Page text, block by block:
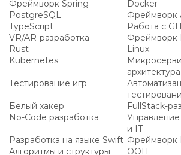
Фреймворк Spring
Docker
PostgreSQL
Фреймворк
TypeScript
Работа с
VR/AR-разработка
Фреймворк
Rust
Linux
Kubernetes
архитектура
Тестирование игр
Белый хакер
FullStack-
No-Code разработка
и IT
Разработка на языке Swift Фреймворк
Алгоритмы и структуры
ООП